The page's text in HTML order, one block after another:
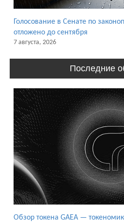
Голосование в Сенате по
отложено до сентября
7 августа, 2026
Последние
Обзор токена GAEA —